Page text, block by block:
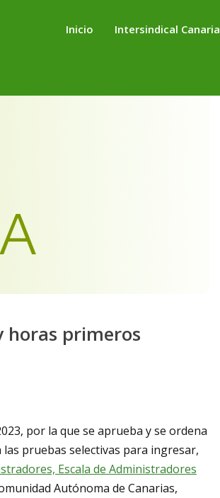
Inicio Intersindical Canaria
horas primeros
por la que se aprueba y se ordena
pruebas selectivas para ingresar,
Escala de Administradores
Autónoma de Canarias,